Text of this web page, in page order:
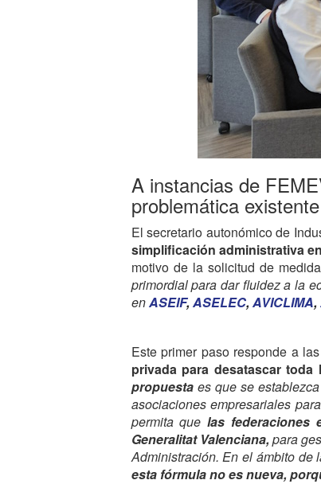
A instancias de
problemática
El secretario autonómico de
simplificación administrativa
motivo de la solicitud de
primordial para dar fluidez a la
enASEIF, ASELEC, AVICLIMA,
Este primer paso responde a
privada para desatascar
propuesta es que se
asociaciones empresariales
permita que las federaciones
Generalitat Valenciana, para
Administración. En el ámbito de
esta fórmula no es nueva,